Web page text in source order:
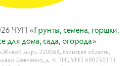
ЧУП «Гpyнты, ceмeнa, гopшки,
для дoмa, caдa, oгopoдa»
мир» 220068, Минская область,
Шевченко, д. 4, 1Н., УНП 690750111,